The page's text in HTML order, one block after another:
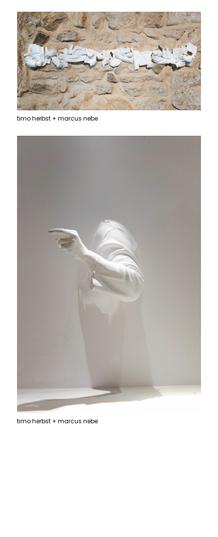
timo herbst + marcus nebe
timo herbst + marcus nebe